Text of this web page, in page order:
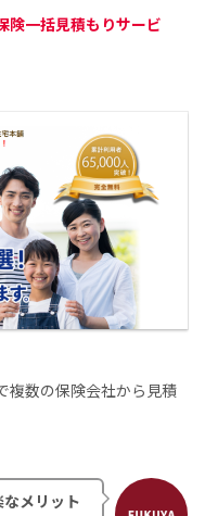
険一括見積もりサービ
複数の保険会社から見積
メリット